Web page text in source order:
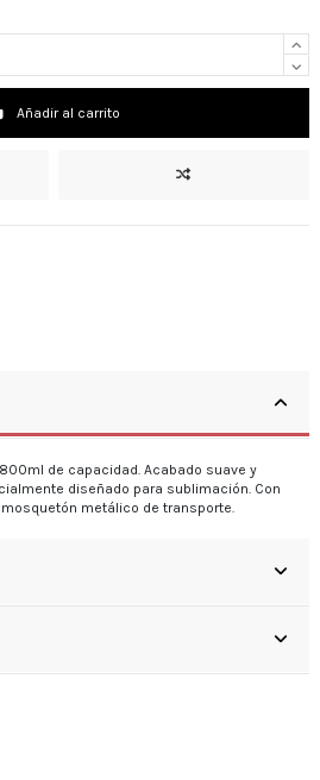
Añadir al carrito
de capacidad. Acabado suave y
diseñado para sublimación. Con
metálico de transporte.